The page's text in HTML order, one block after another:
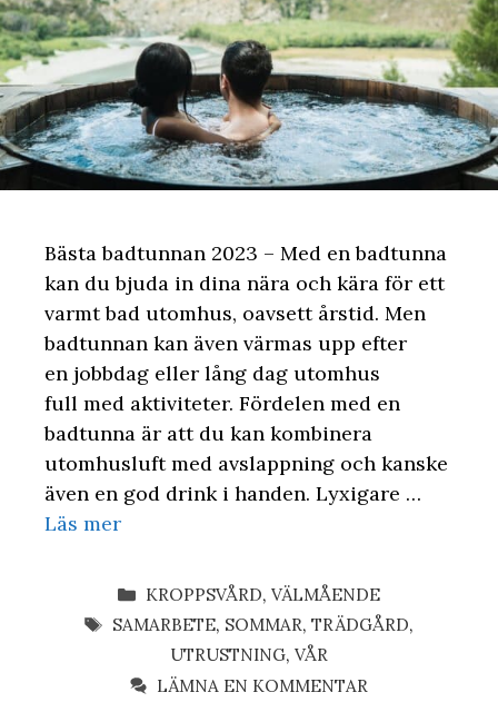
Bästa badtunnan 2023 – Med en badtunna
kan du bjuda in dina nära och kära för ett
varmt bad utomhus, oavsett årstid. Men
badtunnan kan även värmas upp efter
en jobbdag eller lång dag utomhus
full med aktiviteter. Fördelen med en
badtunna är att du kan kombinera
utomhusluft med avslappning och kanske
även en god drink i handen. Lyxigare …
Läs mer
KATEGORIER
KROPPSVÅRD, VÄLMÅENDE
ETIKETTER
SAMARBETE, SOMMAR, TRÄDGÅRD,
UTRUSTNING, VÅR
LÄMNA EN KOMMENTAR